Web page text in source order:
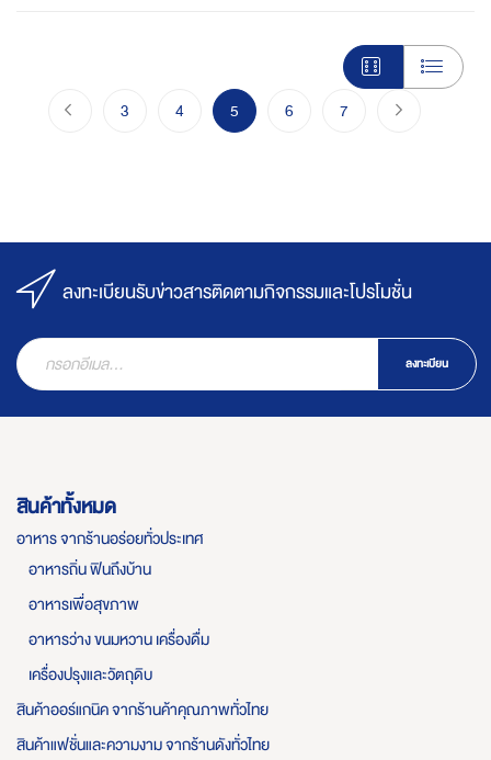
Page ก่อนหน้าPage
3 Page
4 You're currently reading page
5 Page
6 Page
7
ลงทะเบียนรับข่าวสารติดตามกิจกรรมและโปรโมชั่น
ลงทะเบียน
สินค้าทั้งหมด
อาหาร จากร้านอร่อยทั่วประเทศ
อาหารถิ่น ฟินถึงบ้าน
อาหารเพื่อสุขภาพ
อาหารว่าง ขนมหวาน เครื่องดื่ม
เครื่องปรุงและวัตถุดิบ
สินค้าออร์แกนิค จากร้านค้าคุณภาพทั่วไทย
สินค้าแฟชั่นและความงาม จากร้านดังทั่วไทย